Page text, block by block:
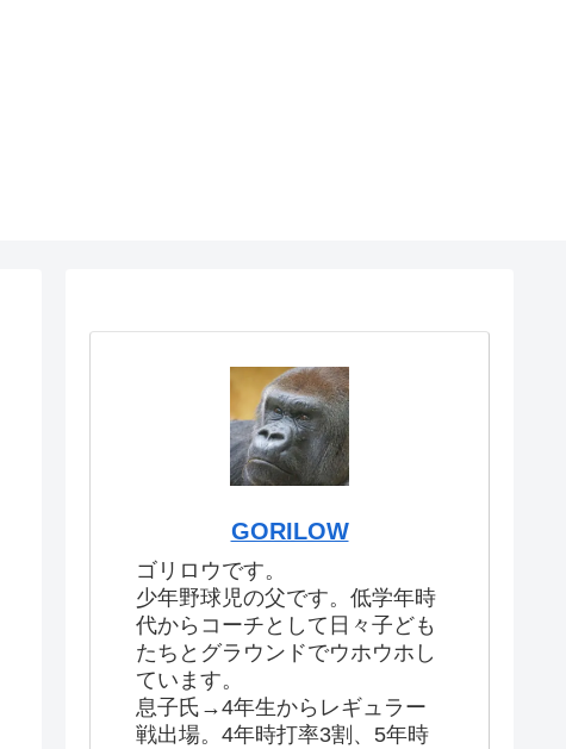
GORILOW
ゴリロウです。
少年野球児の父です。低学年時
代からコーチとして日々子ども
たちとグラウンドでウホウホし
ています。
息子氏→4年生からレギュラー
戦出場。4年時打率3割、5年時